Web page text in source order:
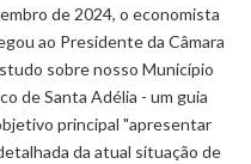
de 2024, o economista
ao Presidente da Câmara
sobre nosso Município
de Santa Adélia - um guia
principal "apresentar
da atual situação de